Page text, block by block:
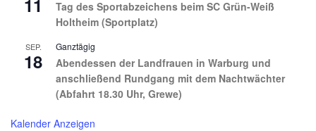
Tag des Sportabzeichens beim SC Grün-Weiß
Holtheim (Sportplatz)
SEP.
18
Ganztägig
Abendessen der Landfrauen in Warburg und
anschließend Rundgang mit dem Nachtwächter
(Abfahrt 18.30 Uhr, Grewe)
Kalender Anzeigen